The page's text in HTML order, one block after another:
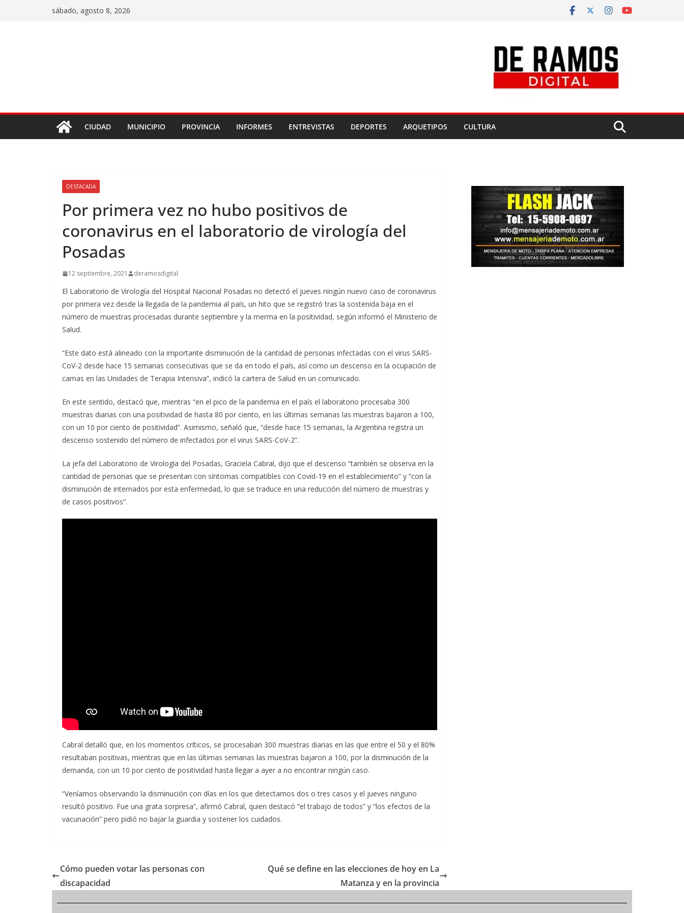
sábado, agosto 8, 2026
CIUDAD MUNICIPIO PROVINCIA INFORMES ENTREVISTAS DEPORTES ARQUETIPOS CULTURA
DESTACADA
Por primera vez no hubo positivos de
coronavirus en el laboratorio de virología del
Posadas
12 septiembre, 2021 deramosdigital
El Laboratorio de Virología del Hospital Nacional Posadas no detectó el jueves ningún nuevo caso de coronavirus
por primera vez desde la llegada de la pandemia al país, un hito que se registró tras la sostenida baja en el
número de muestras procesadas durante septiembre y la merma en la positividad, según informó el Ministerio de
Salud.
“Este dato está alineado con la importante disminución de la cantidad de personas infectadas con el virus SARS-
CoV-2 desde hace 15 semanas consecutivas que se da en todo el país, así como un descenso en la ocupación de
camas en las Unidades de Terapia Intensiva”, indicó la cartera de Salud en un comunicado.
En este sentido, destacó que, mientras “en el pico de la pandemia en el país el laboratorio procesaba 300
muestras diarias con una positividad de hasta 80 por ciento, en las últimas semanas las muestras bajaron a 100,
con un 10 por ciento de positividad”. Asimismo, señaló que, “desde hace 15 semanas, la Argentina registra un
descenso sostenido del número de infectados por el virus SARS-CoV-2”.
La jefa del Laboratorio de Virología del Posadas, Graciela Cabral, dijo que el descenso “también se observa en la
cantidad de personas que se presentan con síntomas compatibles con Covid-19 en el establecimiento” y “con la
disminución de internados por esta enfermedad, lo que se traduce en una reducción del número de muestras y
de casos positivos”.
Cabral detalló que, en los momentos críticos, se procesaban 300 muestras diarias en las que entre el 50 y el 80%
resultaban positivas, mientras que en las últimas semanas las muestras bajaron a 100, por la disminución de la
demanda, con un 10 por ciento de positividad hasta llegar a ayer a no encontrar ningún caso.
“Veníamos observando la disminución con días en los que detectamos dos o tres casos y el jueves ninguno
resultó positivo. Fue una grata sorpresa”, afirmó Cabral, quien destacó “el trabajo de todos” y “los efectos de la
vacunación” pero pidió no bajar la guardia y sostener los cuidados.
Cómo pueden votar las personas con
discapacidad
Qué se define en las elecciones de hoy en La
Matanza y en la provincia